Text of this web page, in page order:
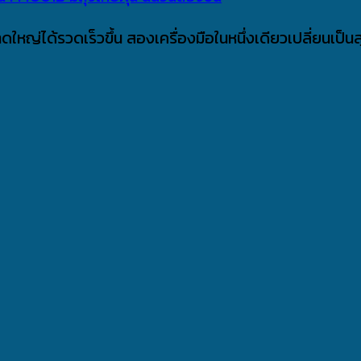
หญ่ได้รวดเร็วขึ้น สองเครื่องมือในหนึ่งเดียวเปลี่ยนเ